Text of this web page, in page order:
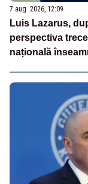
7 aug. 2026, 12:09
Luis Lazarus,
perspectiva
națională